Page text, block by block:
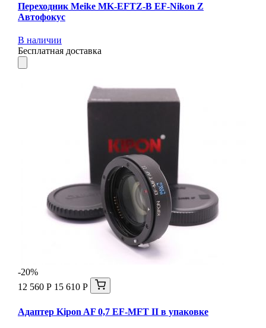
Переходник Meike MK-EFTZ-B EF-Nikon Z
Автофокус
В наличии
Бесплатная доставка
-20%
12 560 Р 15 610 Р
Адаптер Kipon AF 0,7 EF-MFT II в упаковке